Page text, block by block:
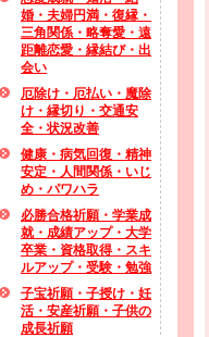
婚・夫婦円満・復縁・
三角関係・略奪愛・遠
距離恋愛・縁結び・出
会い
厄除け・厄払い・魔除
け・縁切り・交通安
全・状況改善
健康・病気回復・精神
安定・人間関係・いじ
め・パワハラ
必勝合格祈願・学業成
就・成績アップ・大学
卒業・資格取得・スキ
ルアップ・受験・勉強
子宝祈願・子授け・妊
活・安産祈願・子供の
成長祈願